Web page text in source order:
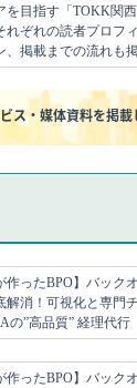
を目指す「TOKK関
れぞれの読者プロフ
、掲載までの流れも
ス・媒体資料を掲
作ったBPO】バック
解消！可視化と専門
の”高品質” 経理代行
作ったBPO】バック